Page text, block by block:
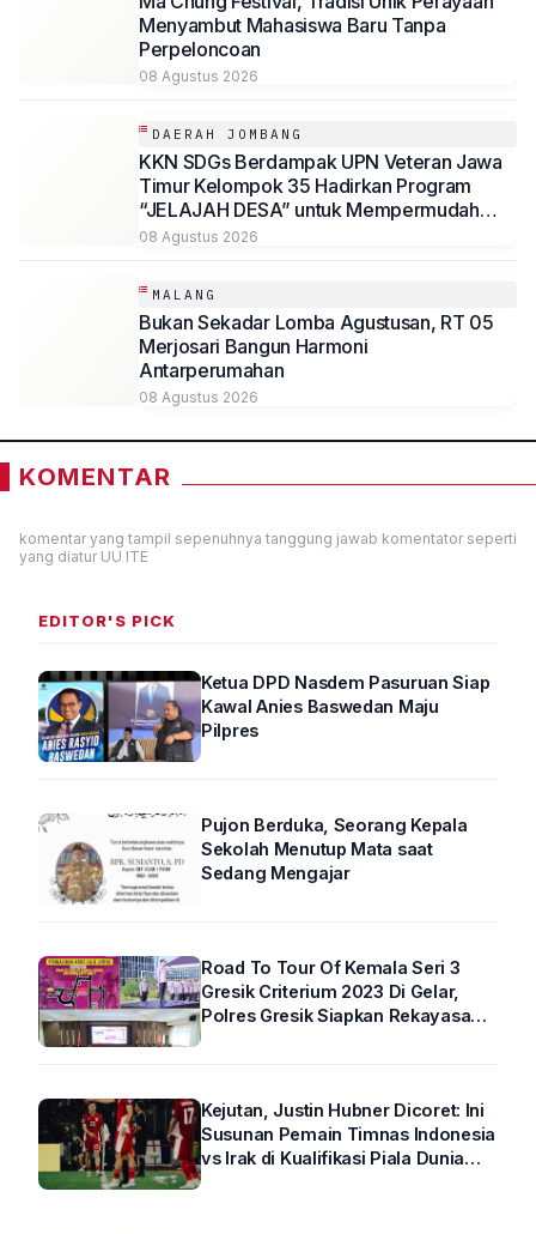
Menyambut Mahasiswa Baru Tanpa
Perpeloncoan
08 Agustus 2026
DAERAH JOMBANG
KKN SDGs Berdampak UPN Veteran Jawa
Timur Kelompok 35 Hadirkan Program
“JELAJAH DESA” untuk Mempermudah
Akses Informasi Desa Sambirejo
08 Agustus 2026
MALANG
Bukan Sekadar Lomba Agustusan, RT 05
Merjosari Bangun Harmoni
Antarperumahan
08 Agustus 2026
KOMENTAR
komentar yang tampil sepenuhnya tanggung jawab komentator seperti
yang diatur UU ITE
EDITOR'S PICK
Ketua DPD Nasdem Pasuruan Siap
Kawal Anies Baswedan Maju
Pilpres
Pujon Berduka, Seorang Kepala
Sekolah Menutup Mata saat
Sedang Mengajar
Road To Tour Of Kemala Seri 3
Gresik Criterium 2023 Di Gelar,
Polres Gresik Siapkan Rekayasa
Kejutan, Justin Hubner Dicoret: Ini
Susunan Pemain Timnas Indonesia
vs Irak di Kualifikasi Piala Dunia